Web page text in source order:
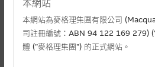
本網站
本網站為麥格理集團有限公司
司註冊編號：ABN 94 122 169 279)
體 (”麥格理集團”) 的正式網站。